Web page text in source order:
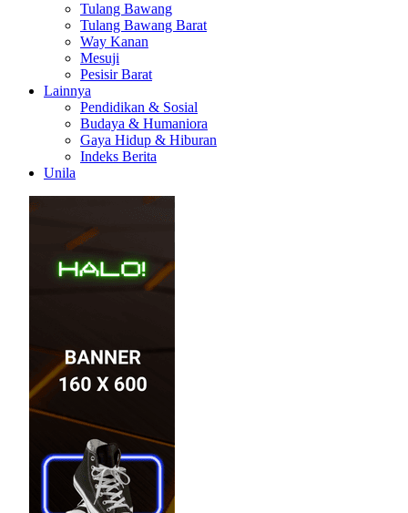
Tulang Bawang
Tulang Bawang Barat
Way Kanan
Mesuji
Pesisir Barat
Lainnya
Pendidikan & Sosial
Budaya & Humaniora
Gaya Hidup & Hiburan
Indeks Berita
Unila